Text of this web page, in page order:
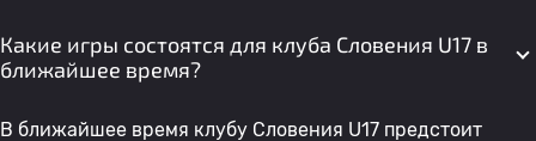
Какие игры состоятся для клуба Словения U17 в
ближайшее время?
В ближайшее время клубу Словения U17 предстоит